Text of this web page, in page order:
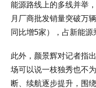
能源路线上的多线并举
月厂商批发销量突破万
同比增5家），占新能源
此外，颜景辉对记者指
场可以说一枝独秀也不
断、续航逐步提升，围